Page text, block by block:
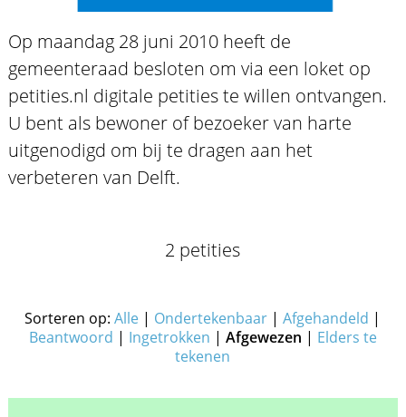
Op maandag 28 juni 2010 heeft de
gemeenteraad besloten om via een loket op
petities.nl digitale petities te willen ontvangen.
U bent als bewoner of bezoeker van harte
uitgenodigd om bij te dragen aan het
verbeteren van Delft.
2 petities
Sorteren op:Alle | Ondertekenbaar |Afgehandeld |
Beantwoord | Ingetrokken | Afgewezen | Elders te
tekenen